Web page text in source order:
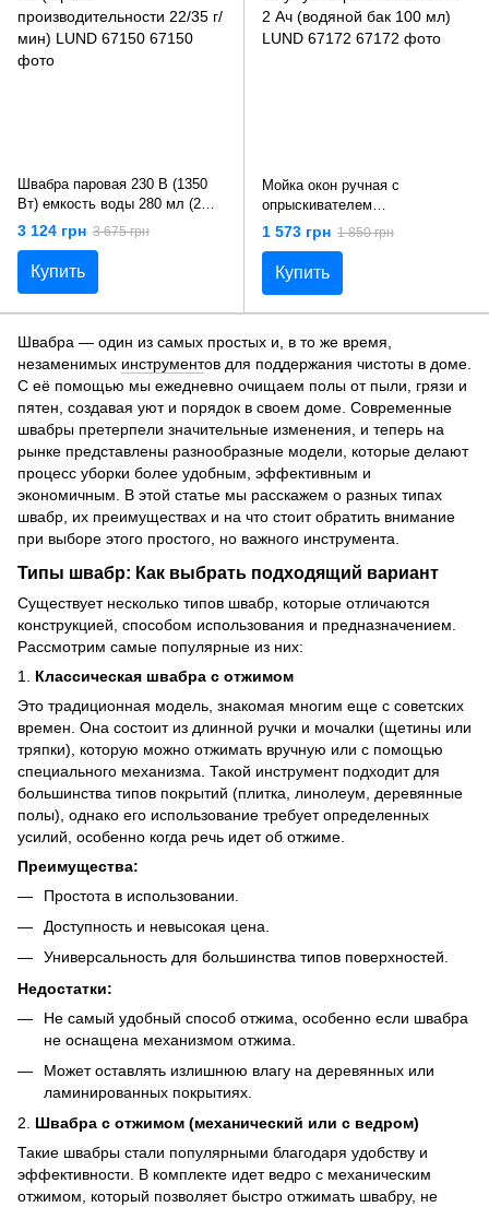
Швабра паровая 230 В (1350
Вт) емкость воды 280 мл (2
реж. производительности
22/35 г/мин) LUND 67150
3 124 грн 3 675 грн
Купить
Мойка окон ручная с
опрыскивателем
аккумуляторная Li-Ion 3.7 V 2
Ач (водяной бак 100 мл) LUND
67172
1 573 грн 1 850 грн
Купить
Швабра — один из самых простых и, в то же время,
незаменимых инструментов для поддержания чистоты в доме.
С её помощью мы ежедневно очищаем полы от пыли, грязи и
пятен, создавая уют и порядок в своем доме. Современные
швабры претерпели значительные изменения, и теперь на
рынке представлены разнообразные модели, которые делают
процесс уборки более удобным, эффективным и
экономичным. В этой статье мы расскажем о разных типах
швабр, их преимуществах и на что стоит обратить внимание
при выборе этого простого, но важного инструмента.
Типы швабр: Как выбрать подходящий вариант
Существует несколько типов швабр, которые отличаются
конструкцией, способом использования и предназначением.
Рассмотрим самые популярные из них:
1. Классическая швабра с отжимом
Это традиционная модель, знакомая многим еще с советских
времен. Она состоит из длинной ручки и мочалки (щетины или
тряпки), которую можно отжимать вручную или с помощью
специального механизма. Такой инструмент подходит для
большинства типов покрытий (плитка, линолеум, деревянные
полы), однако его использование требует определенных
усилий, особенно когда речь идет об отжиме.
Преимущества:
Простота в использовании.
Доступность и невысокая цена.
Универсальность для большинства типов поверхностей.
Недостатки:
Не самый удобный способ отжима, особенно если швабра
не оснащена механизмом отжима.
Может оставлять излишнюю влагу на деревянных или
ламинированных покрытиях.
2. Швабра с отжимом (механический или с ведром)
Такие швабры стали популярными благодаря удобству и
эффективности. В комплекте идет ведро с механическим
отжимом, который позволяет быстро отжимать швабру, не